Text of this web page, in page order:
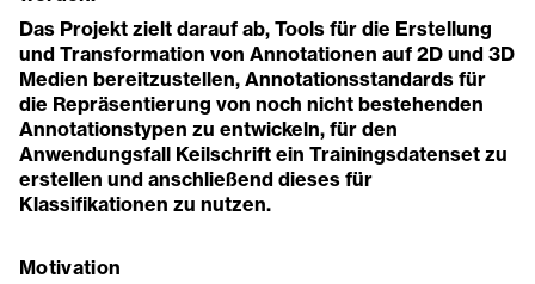
Das Projekt zielt darauf ab, Tools für die Erstellung
und Transformation von Annotationen auf 2D und 3D
Medien bereitzustellen, Annotationsstandards für
die Repräsentierung von noch nicht bestehenden
Annotationstypen zu entwickeln, für den
Anwendungsfall Keilschrift ein Trainingsdatenset zu
erstellen und anschließend dieses für
Klassifikationen zu nutzen.
Motivation